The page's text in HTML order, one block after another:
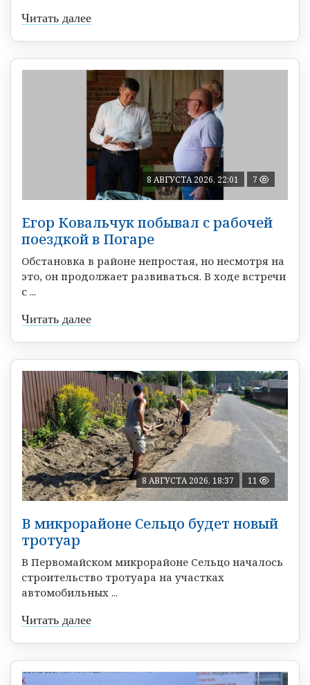
Читать далее
8 АВГУСТА 2026, 22:01 7
Егор Ковальчук побывал с рабочей
поездкой в Погаре
Обстановка в районе непростая, но несмотря на
это, он продолжает развиваться. В ходе встречи
с ...
Читать далее
8 АВГУСТА 2026, 18:37 11
В микрорайоне Сельцо будет новый
тротуар
В Первомайском микрорайоне Сельцо началось
строительство тротуара на участках
автомобильных ...
Читать далее